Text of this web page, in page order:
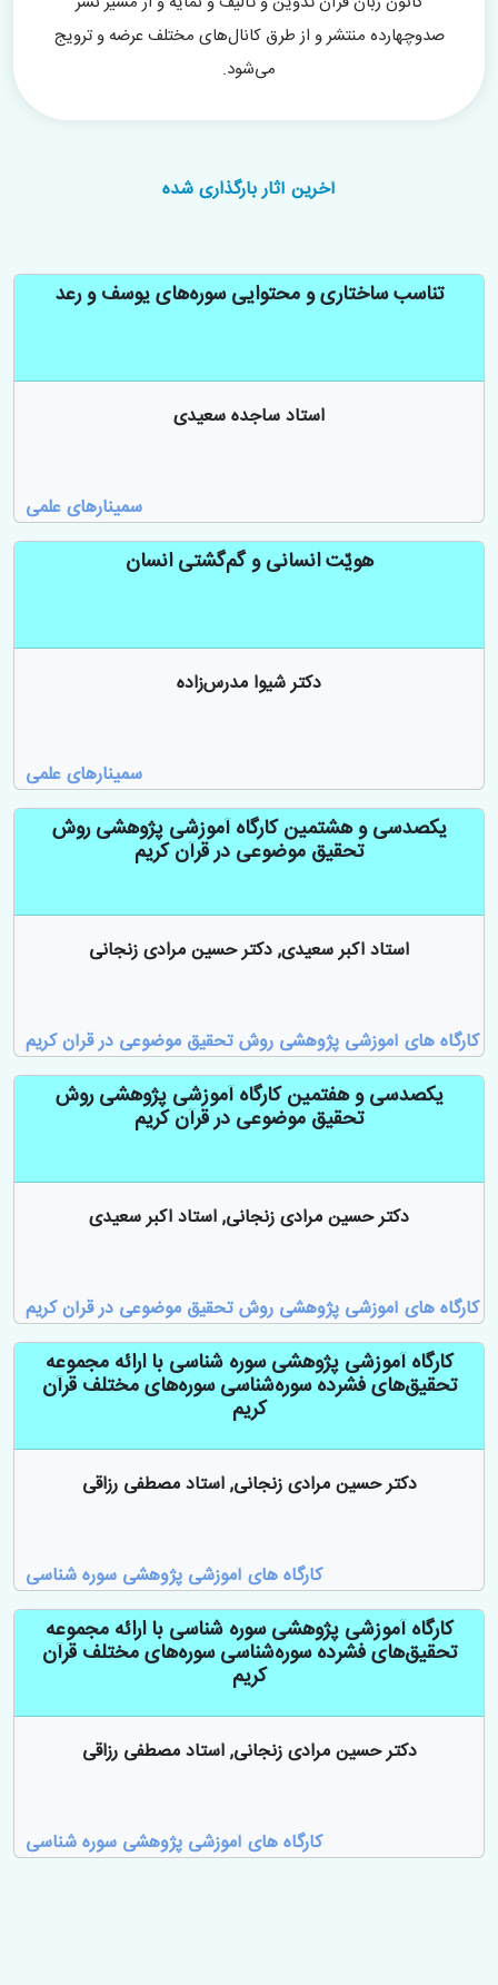
صدوچهارده منتشر و از طرق کانال‌های مختلف عرضه و ترویج
می‌شود.
آخرین آثار بارگذاری شده
تناسب ساختاری و محتوایی سوره‌های یوسف و رعد
استاد ساجده سعیدی
سمینارهای علمی
هویّت انسانی و گم‌گشتی انسان
دکتر شیوا مدرس‌زاده
سمینارهای علمی
یکصدسی و هشتمین کارگاه آموزشی پژوهشی روش
تحقیق موضوعی در قرآن کریم
استاد اکبر سعیدی, دکتر حسین مرادی زنجانی
کارگاه های آموزشی پژوهشی روش تحقیق موضوعی در قرآن کریم
یکصدسی و هفتمین کارگاه آموزشی پژوهشی روش
تحقیق موضوعی در قرآن کریم
دکتر حسین مرادی زنجانی, استاد اکبر سعیدی
کارگاه های آموزشی پژوهشی روش تحقیق موضوعی در قرآن کریم
کارگاه آموزشی پژوهشی سوره شناسی با ارائه مجموعه
تحقیق‌های فشرده سوره‌شناسی سوره‌های مختلف قرآن
کریم
دکتر حسین مرادی زنجانی, استاد مصطفی رزاقی
کارگاه های آموزشی پژوهشی سوره شناسی
کارگاه آموزشی پژوهشی سوره شناسی با ارائه مجموعه
تحقیق‌های فشرده سوره‌شناسی سوره‌های مختلف قرآن
کریم
دکتر حسین مرادی زنجانی, استاد مصطفی رزاقی
کارگاه های آموزشی پژوهشی سوره شناسی